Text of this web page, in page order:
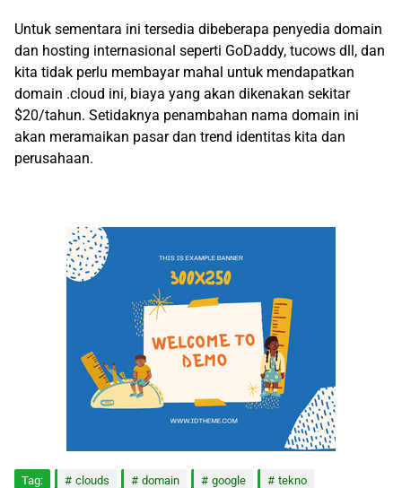
Untuk sementara ini tersedia dibeberapa penyedia domain
dan hosting internasional seperti GoDaddy, tucows dll, dan
kita tidak perlu membayar mahal untuk mendapatkan
domain .cloud ini, biaya yang akan dikenakan sekitar
$20/tahun. Setidaknya penambahan nama domain ini
akan meramaikan pasar dan trend identitas kita dan
perusahaan.
Tag: clouds domain google tekno